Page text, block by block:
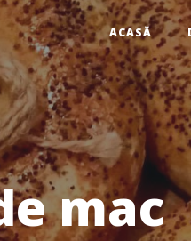
ACASĂ
mac